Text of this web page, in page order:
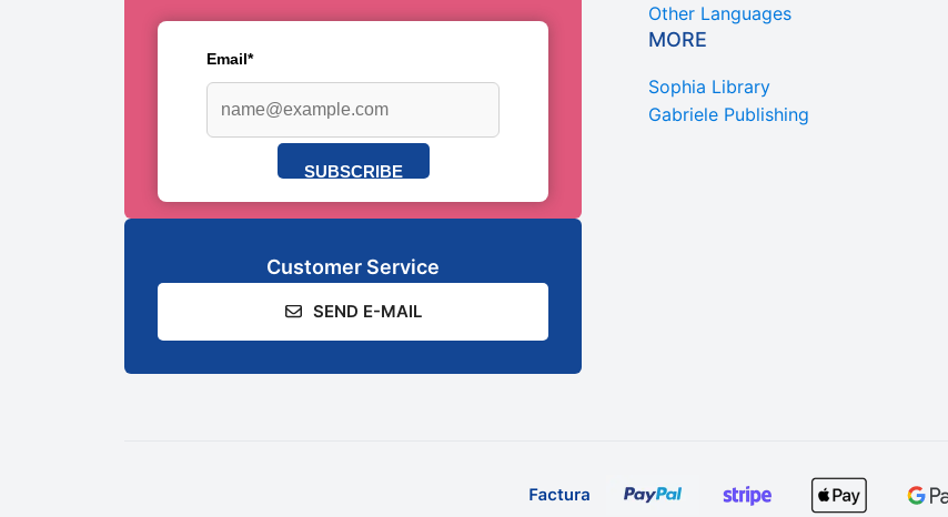
Email*
SUBSCRIBE
Customer Service
SEND E-MAIL
Other Languages
MORE
Sophia Library
Gabriele Publishing